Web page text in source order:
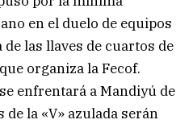
en el duelo de equipos
las llaves de cuartos de
organiza la Fecof.
enfrentará a Mandiyú de
la «V» azulada serán